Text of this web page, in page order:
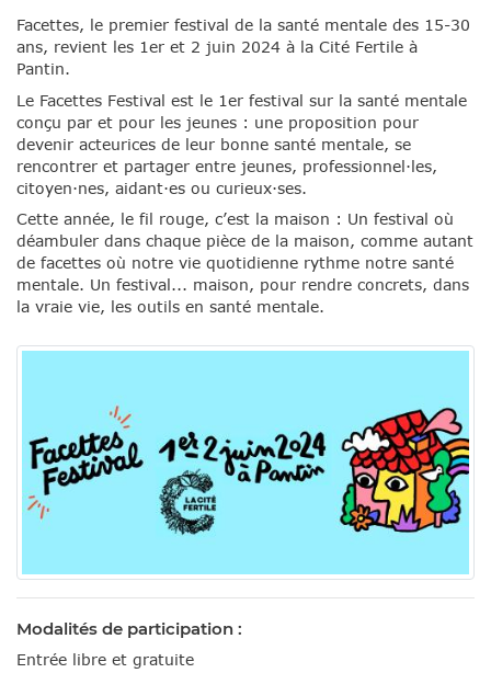
Facettes, le premier festival de la santé mentale des 15-30
ans, revient les 1er et 2 juin 2024 à la Cité Fertile à
Pantin.
Le Facettes Festival est le 1er festival sur la santé mentale
conçu par et pour les jeunes : une proposition pour
devenir acteurices de leur bonne santé mentale, se
rencontrer et partager entre jeunes, professionnel·les,
citoyen·nes, aidant·es ou curieux·ses.
Cette année, le fil rouge, c’est la maison : Un festival où
déambuler dans chaque pièce de la maison, comme autant
de facettes où notre vie quotidienne rythme notre santé
mentale. Un festival... maison, pour rendre concrets, dans
la vraie vie, les outils en santé mentale.
Modalités de participation :
Entrée libre et gratuite